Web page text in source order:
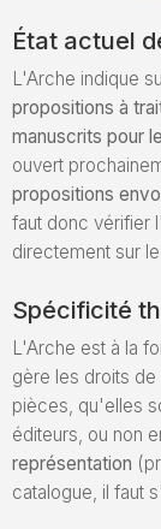
État actuel
L'Arche indique
propositions à
manuscrits pour
ouvert
propositions
faut donc vérifier
directement sur
Spécificité
L'Arche est à la
gère les droits
pièces, qu'elles
éditeurs, ou non
représentation
catalogue, il faut